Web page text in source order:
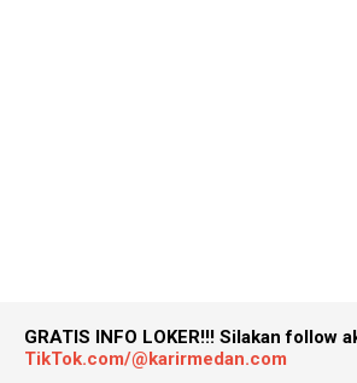
GRATIS INFO LOKER!!! Silakan follow
TikTok.com/@karirmedan.com